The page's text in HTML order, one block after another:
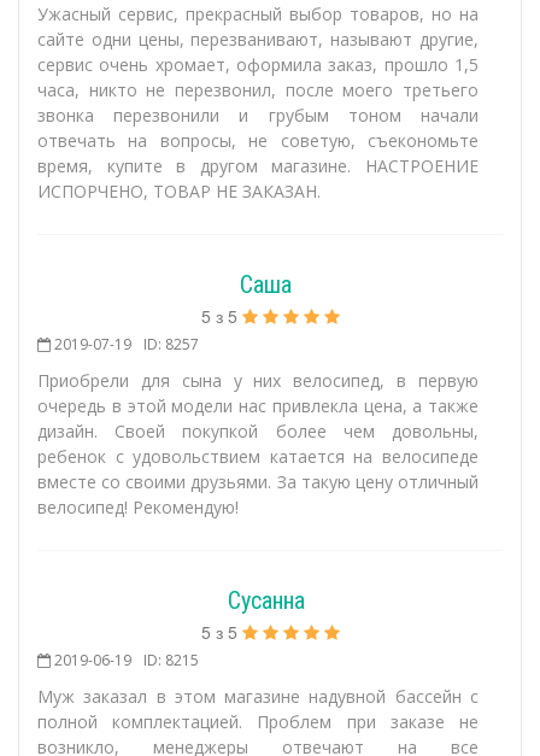
Ужасный сервис, прекрасный выбор товаров, но на
сайте одни цены, перезванивают, называют другие,
сервис очень хромает, оформила заказ, прошло 1,5
часа, никто не перезвонил, после моего третьего
звонка перезвонили и грубым тоном начали
отвечать на вопросы, не советую, съекономьте
время, купите в другом магазине. НАСТРОЕНИЕ
ИСПОРЧЕНО, ТОВАР НЕ ЗАКАЗАН.
Саша
5 з 5
2019-07-19 ID: 8257
Приобрели для сына у них велосипед, в первую
очередь в этой модели нас привлекла цена, а также
дизайн. Своей покупкой более чем довольны,
ребенок с удовольствием катается на велосипеде
вместе со своими друзьями. За такую цену отличный
велосипед! Рекомендую!
Сусанна
5 з 5
2019-06-19 ID: 8215
Муж заказал в этом магазине надувной бассейн с
полной комплектацией. Проблем при заказе не
возникло, менеджеры отвечают на все